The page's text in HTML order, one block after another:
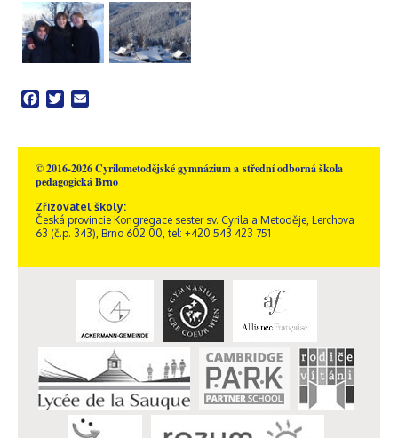
Facebook
Twitter
© 2016-2026 Cyrilometodějské gymnázium a střední odborná škola
pedagogická Brno
Zřizovatel školy:
Česká provincie Kongregace sester sv. Cyrila a Metoděje, Lerchova
63 (č.p. 343), Brno 602 00, tel: +420 543 423 751